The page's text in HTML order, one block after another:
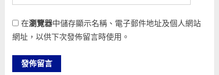
在瀏覽器中儲存顯示名稱、電子郵件地址及個人網站
網址，以供下次發佈留言時使用。